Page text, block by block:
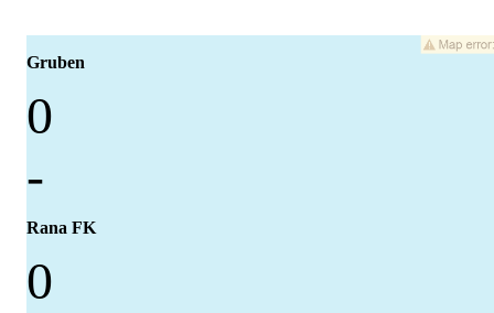
Gruben
0
-
Rana FK
0